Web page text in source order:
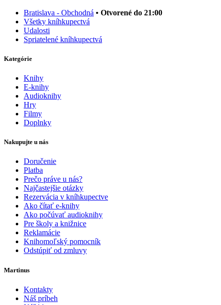
Bratislava - Obchodná • Otvorené do 21:00
Všetky kníhkupectvá
Udalosti
Spriatelené kníhkupectvá
Kategórie
Knihy
E-knihy
Audioknihy
Hry
Filmy
Doplnky
Nakupujte u nás
Doručenie
Platba
Prečo práve u nás?
Najčastejšie otázky
Rezervácia v kníhkupectve
Ako čítať e-knihy
Ako počúvať audioknihy
Pre školy a knižnice
Reklamácie
Knihomoľský pomocník
Odstúpiť od zmluvy
Martinus
Kontakty
Náš príbeh